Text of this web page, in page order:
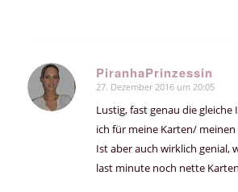
PiranhaPrinzessin
sagte:
27. Dezember 2016 um 20:05
Lustig, fast genau die gleiche
ich für meine Karten/ meinen
Ist aber auch wirklich genial,
last minute noch nette